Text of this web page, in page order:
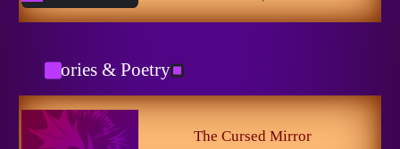
5 May 15, 2024
Stories & Poetry
Catman
The Cursed Mirror